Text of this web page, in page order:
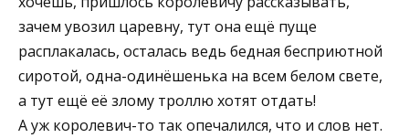
зачем увозил царевну, тут она ещё пуще
расплакалась, осталась ведь бедная бесприютной
сиротой, одна-одинёшенька на всем белом свете,
а тут ещё её злому троллю хотят отдать!
А уж королевич-то так опечалился, что и слов нет.